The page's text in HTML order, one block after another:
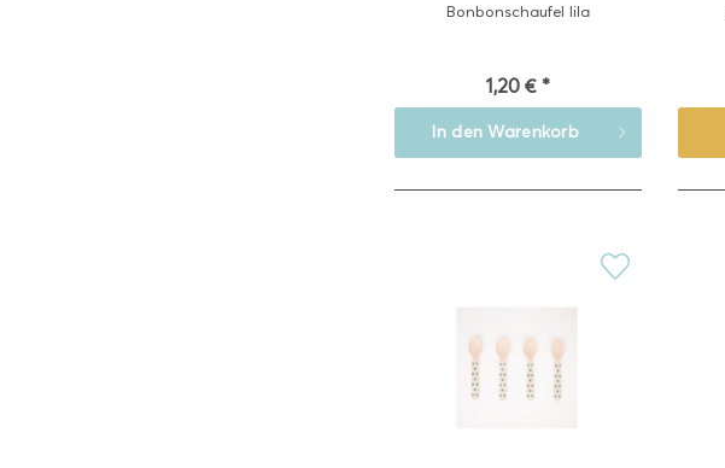
Bonbonschaufel lila
1,20 € *
In den Warenkorb